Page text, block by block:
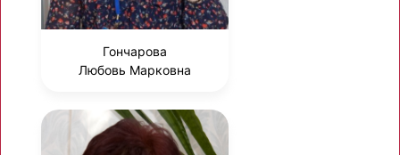
Гончарова
Любовь Марковна